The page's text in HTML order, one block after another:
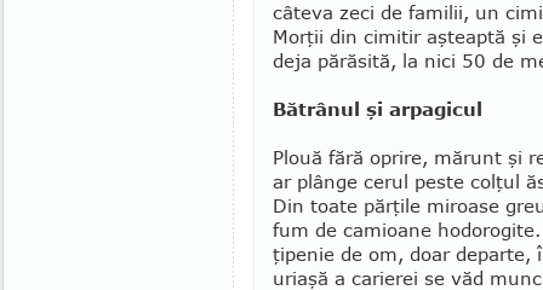
câteva zeci de familii, un
Morţii din cimitir aş­teaptă şi
deja părăsită, la nici 50 de
Bătrânul şi arpagicul
Plouă fără oprire, mărunt şi
ar plânge cerul peste colţul
Din toate părţile miroase
fum de camioane
ţipenie de om, doar departe,
uria­şă a carierei se văd